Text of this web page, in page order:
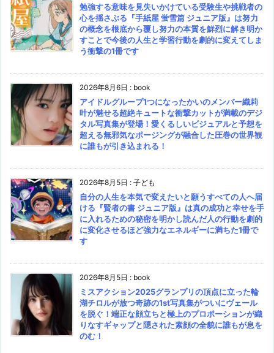
勉強する意味を見失いかけている受験生や挑戦者の
心を揺さぶる『手紙屋 蛍雪篇 ジュニア版』は努力
の概念を根底から覆し努力の本質を鮮烈に解き明か
すことで今後の人生と学習行動を劇的に変えてしま
う衝撃の1冊です
2026年8月6日 : book
アイドルグループ1つになったかいのメンバー織莉
叶が魅せる超絶キュートな衝撃カットが満載のデジ
タル写真集が登場！愛くるしいビジュアルと予想を
超える無邪気なポージングが融合した圧巻の世界観
に誰もが引き込まれる！
2026年8月5日 : 子ども
自分の人生を本気で変えたいと願うすべての人へ届
ける『賢者の書 ジュニア版』は真の成功と幸せを手
に入れるための秘密を明かし読んだ人の行動を劇的
に変化させるほど強力なエネルギーに満ちた1冊で
す
2026年8月5日 : book
ミスアクション2025グランプリの頂点に立った輪
湖チロルが放つ奇跡の1st写真集がついにヴェール
を脱ぐ！端正な顔立ちと極上のプロポーションが織
りなすギャップと隠された素顔の全貌に誰もが息を
のむ！